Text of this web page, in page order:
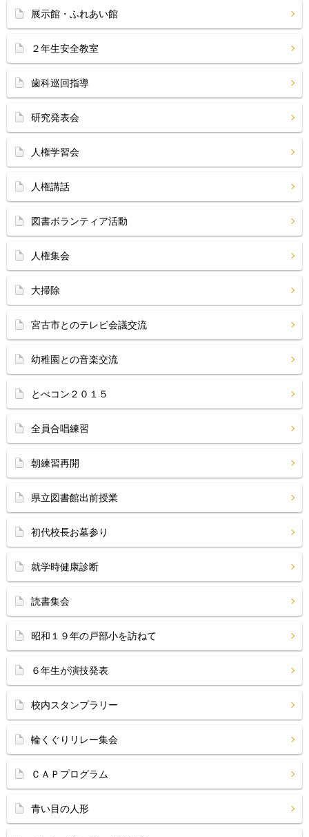
展示館・ふれあい館
２年生安全教室
歯科巡回指導
研究発表会
人権学習会
人権講話
図書ボランティア活動
人権集会
大掃除
宮古市とのテレビ会議交流
幼稚園との音楽交流
とべコン２０１５
全員合唱練習
朝練習再開
県立図書館出前授業
初代校長お墓参り
就学時健康診断
読書集会
昭和１９年の戸部小を訪ねて
６年生が演技発表
校内スタンプラリー
輪くぐりリレー集会
ＣＡＰプログラム
青い目の人形